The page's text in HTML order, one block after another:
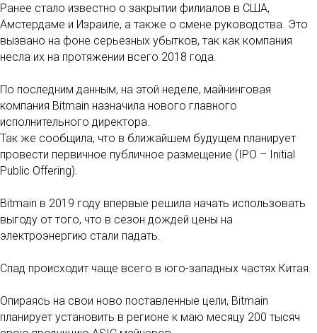
Ранее стало известно о закрытии филиалов в США,
Амстердаме и Израиле, а также о смене руководства. Это
вызвано на фоне серьезных убытков, так как компания
несла их на протяжении всего 2018 года.
По последним данным, на этой неделе, майнинговая
компания Bitmain назначила нового главного
исполнительного директора.
Так же сообщила, что в ближайшем будущем планирует
провести первичное публичное размещение (IPO – Initial
Public Offering).
Bitmain в 2019 году впервые решила начать использовать
выгоду от того, что в сезон дождей цены на
электроэнергию стали падать.
Спад происходит чаще всего в юго-западных частях Китая.
Опираясь на свои ново поставленные цели, Bitmain
планирует установить в регионе к маю месяцу 200 тысяч